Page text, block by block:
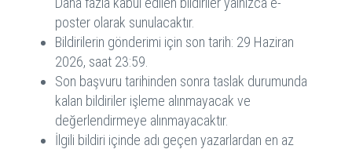
poster olarak sunulacaktır.
Bildirilerin gönderimi için son tarih: 29 Haziran
2026, saat 23:59.
Son başvuru tarihinden sonra taslak durumunda
kalan bildiriler işleme alınmayacak ve
değerlendirmeye alınmayacaktır.
İlgili bildiri içinde adı geçen yazarlardan en az